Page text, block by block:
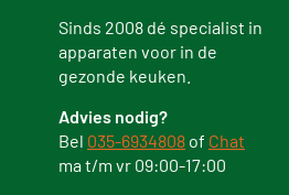
Sinds 2008 dé specialist in
apparaten voor in de
gezonde keuken.
Advies nodig?
Bel 035-6934808 of Chat
ma t/m vr 09:00-17:00